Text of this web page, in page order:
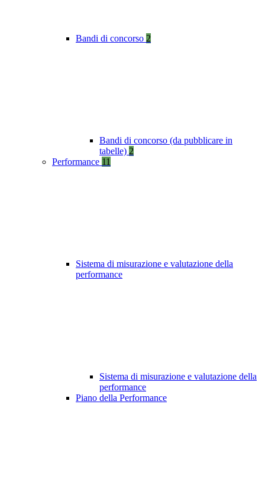
Bandi di concorso 2
Bandi di concorso (da pubblicare in
tabelle) 2
Performance 11
Sistema di misurazione e valutazione della
performance
Sistema di misurazione e valutazione della
performance
Piano della Performance